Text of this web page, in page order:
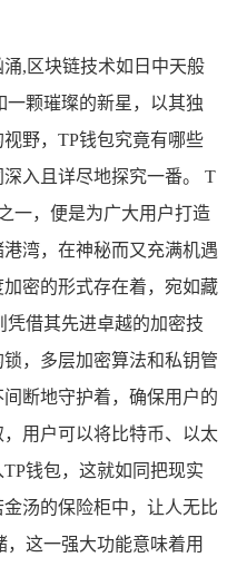
,区块链技术如日中天般
一颗璀璨的新星，以其独
野，TP钱包究竟有哪些
入且详尽地探究一番。 T
一，便是为广大用户打造
湾，在神秘而又充满机遇
密的形式存在着，宛如藏
凭借其先进卓越的加密技
，多层加密算法和私钥管
断地守护着，确保用户的
用户可以将比特币、以太
钱包，这就如同把现实
汤的保险柜中，让人无比
这一强大功能意味着用